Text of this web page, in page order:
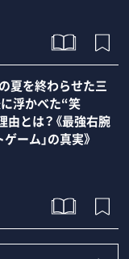
夏を終わらせた三
浮かべた“笑
とは？《最強右腕
ーム」の真実》